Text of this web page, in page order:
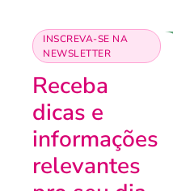
INSCREVA-SE NA
NEWSLETTER
Receba
dicas e
informações
relevantes